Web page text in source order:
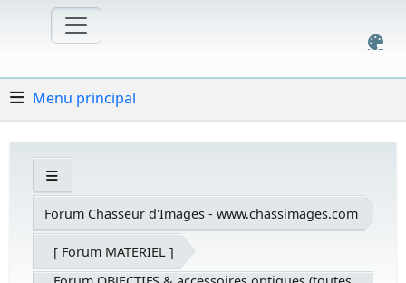
Menu principal
Forum Chasseur d'Images - www.chassimages.com
[ Forum MATERIEL ]